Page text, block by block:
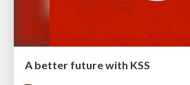
A better future with KSS